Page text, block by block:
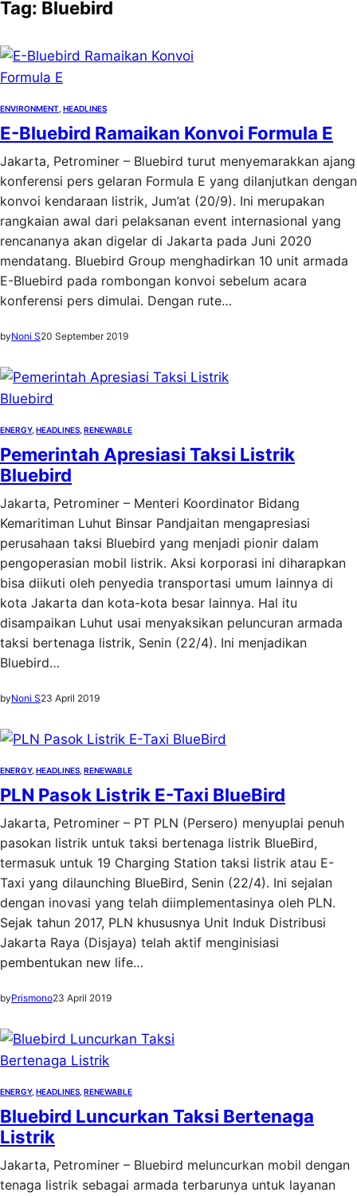
Tag: Bluebird
ENVIRONMENT HEADLINES
E-Bluebird Ramaikan Konvoi Formula E
Jakarta, Petrominer – Bluebird turut menyemarakkan ajang
konferensi pers gelaran Formula E yang dilanjutkan dengan
konvoi kendaraan listrik, Jum’at (20/9). Ini merupakan
rangkaian awal dari pelaksanan event internasional yang
rencananya akan digelar di Jakarta pada Juni 2020
mendatang. Bluebird Group menghadirkan 10 unit armada
E-Bluebird pada rombongan konvoi sebelum acara
konferensi pers dimulai. Dengan rute…
byNoni S20 September 2019
ENERGY, HEADLINES RENEWABLE
Pemerintah Apresiasi Taksi Listrik
Bluebird
Jakarta, Petrominer – Menteri Koordinator Bidang
Kemaritiman Luhut Binsar Pandjaitan mengapresiasi
perusahaan taksi Bluebird yang menjadi pionir dalam
pengoperasian mobil listrik. Aksi korporasi ini diharapkan
bisa diikuti oleh penyedia transportasi umum lainnya di
kota Jakarta dan kota-kota besar lainnya. Hal itu
disampaikan Luhut usai menyaksikan peluncuran armada
taksi bertenaga listrik, Senin (22/4). Ini menjadikan
Bluebird…
byNoni S23 April 2019
ENERGY, HEADLINES RENEWABLE
PLN Pasok Listrik E-Taxi BlueBird
Jakarta, Petrominer – PT PLN (Persero) menyuplai penuh
pasokan listrik untuk taksi bertenaga listrik BlueBird,
termasuk untuk 19 Charging Station taksi listrik atau E-
Taxi yang dilaunching BlueBird, Senin (22/4). Ini sejalan
dengan inovasi yang telah diimplementasinya oleh PLN.
Sejak tahun 2017, PLN khususnya Unit Induk Distribusi
Jakarta Raya (Disjaya) telah aktif menginisiasi
pembentukan new life…
byPrismono23 April 2019
ENERGY, HEADLINES RENEWABLE
Bluebird Luncurkan Taksi Bertenaga
Listrik
Jakarta, Petrominer – Bluebird meluncurkan mobil dengan
tenaga listrik sebagai armada terbarunya untuk layanan